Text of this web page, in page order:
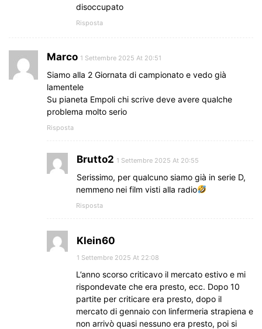
disoccupato
Risposta
Marco 1 Settembre 2025 At 20:51
Siamo alla 2 Giornata di campionato e vedo già
lamentele
Su pianeta Empoli chi scrive deve avere qualche
problema molto serio
Risposta
Brutto2 1 Settembre 2025 At 20:55
Serissimo, per qualcuno siamo già in serie D,
nemmeno nei film visti alla radio
Risposta
Klein60
1 Settembre 2025 At 22:08
L’anno scorso criticavo il mercato estivo e mi
rispondevate che era presto, ecc. Dopo 10
partite per criticare era presto, dopo il
mercato di gennaio con linfermeria strapiena e
non arrivò quasi nessuno era presto, poi si